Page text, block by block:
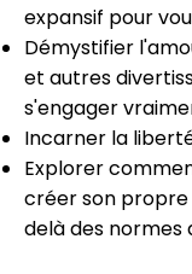
expansif pour
Démystifier
et autres
s'engager
Incarner la
Explorer
créer son
delà des